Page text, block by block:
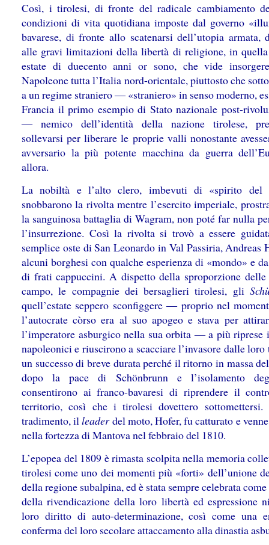
Così, i tirolesi, di fronte del radicale cambiamento
condizioni di vita quotidiana imposte dal governo
bavarese, di fronte allo scatenarsi dell’utopia armata,
alle gravi limitazioni della libertà di religione, in
estate di duecento anni or sono, che vide
Napoleone tutta l’Italia nord-orientale, piuttosto che
a un regime straniero ― «straniero» in senso moderno,
Francia il primo esempio di Stato nazionale post-
― nemico dell’identità della nazione tirolese,
sollevarsi per liberare le proprie valli nonostante
avversario la più potente macchina da guerra
allora.
La nobiltà e l’alto clero, imbevuti di «spirito del
snobbarono la rivolta mentre l’esercito imperiale,
la sanguinosa battaglia di Wagram, non poté far nulla
l’insurrezione. Così la rivolta si trovò a essere
semplice oste di San Leonardo in Val Passiria, Andreas
alcuni borghesi con qualche esperienza di «mondo» e
di frati cappuccini. A dispetto della sproporzione
campo, le compagnie dei bersaglieri tirolesi, gli
quell’estate seppero sconfiggere ― proprio nel
l’autocrate còrso era al suo apogeo e stava per
l’imperatore asburgico nella sua orbita ― a più riprese
napoleonici e riuscirono a scacciare l’invasore dalle loro
un successo di breve durata perché il ritorno in massa
dopo la pace di Schönbrunn e l’isolamento
consentirono ai franco-bavaresi di riprendere il
territorio, così che i tirolesi dovettero sottomettersi.
tradimento, illeaderdel moto, Hofer, fu catturato e
nella fortezza di Mantova nel febbraio del 1810.
L’epopea del 1809 è rimasta scolpita nella memoria
tirolesi come uno dei momenti più «forti» dell’unione
della regione subalpina, ed è stata sempre celebrata
della rivendicazione della loro libertà ed espressione
loro diritto di auto-determinazione, così come una
conferma del loro secolare attaccamento alla dinastia